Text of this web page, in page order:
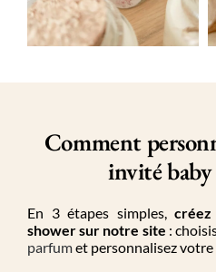
Comment
invité
En 3 étapes simples, créez
showersur notre site :
parfumet personnalisez